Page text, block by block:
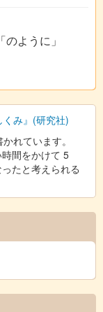
「のように」
くみ』(研究社)
れています。
間をかけて 5
たと考えられる